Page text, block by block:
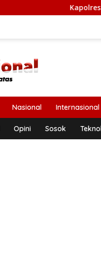
Kapolresta Banda Aceh
Nasional Internasional
Opini Sosok